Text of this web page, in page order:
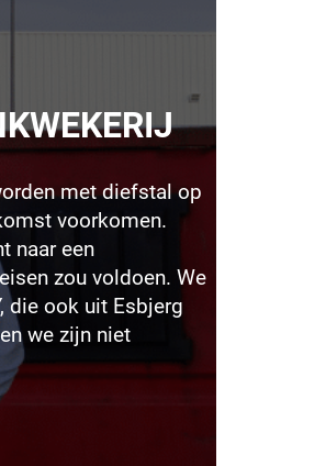
met diefstal op
voorkomen.
naar een
zou voldoen. We
die ook uit Esbjerg
we zijn niet